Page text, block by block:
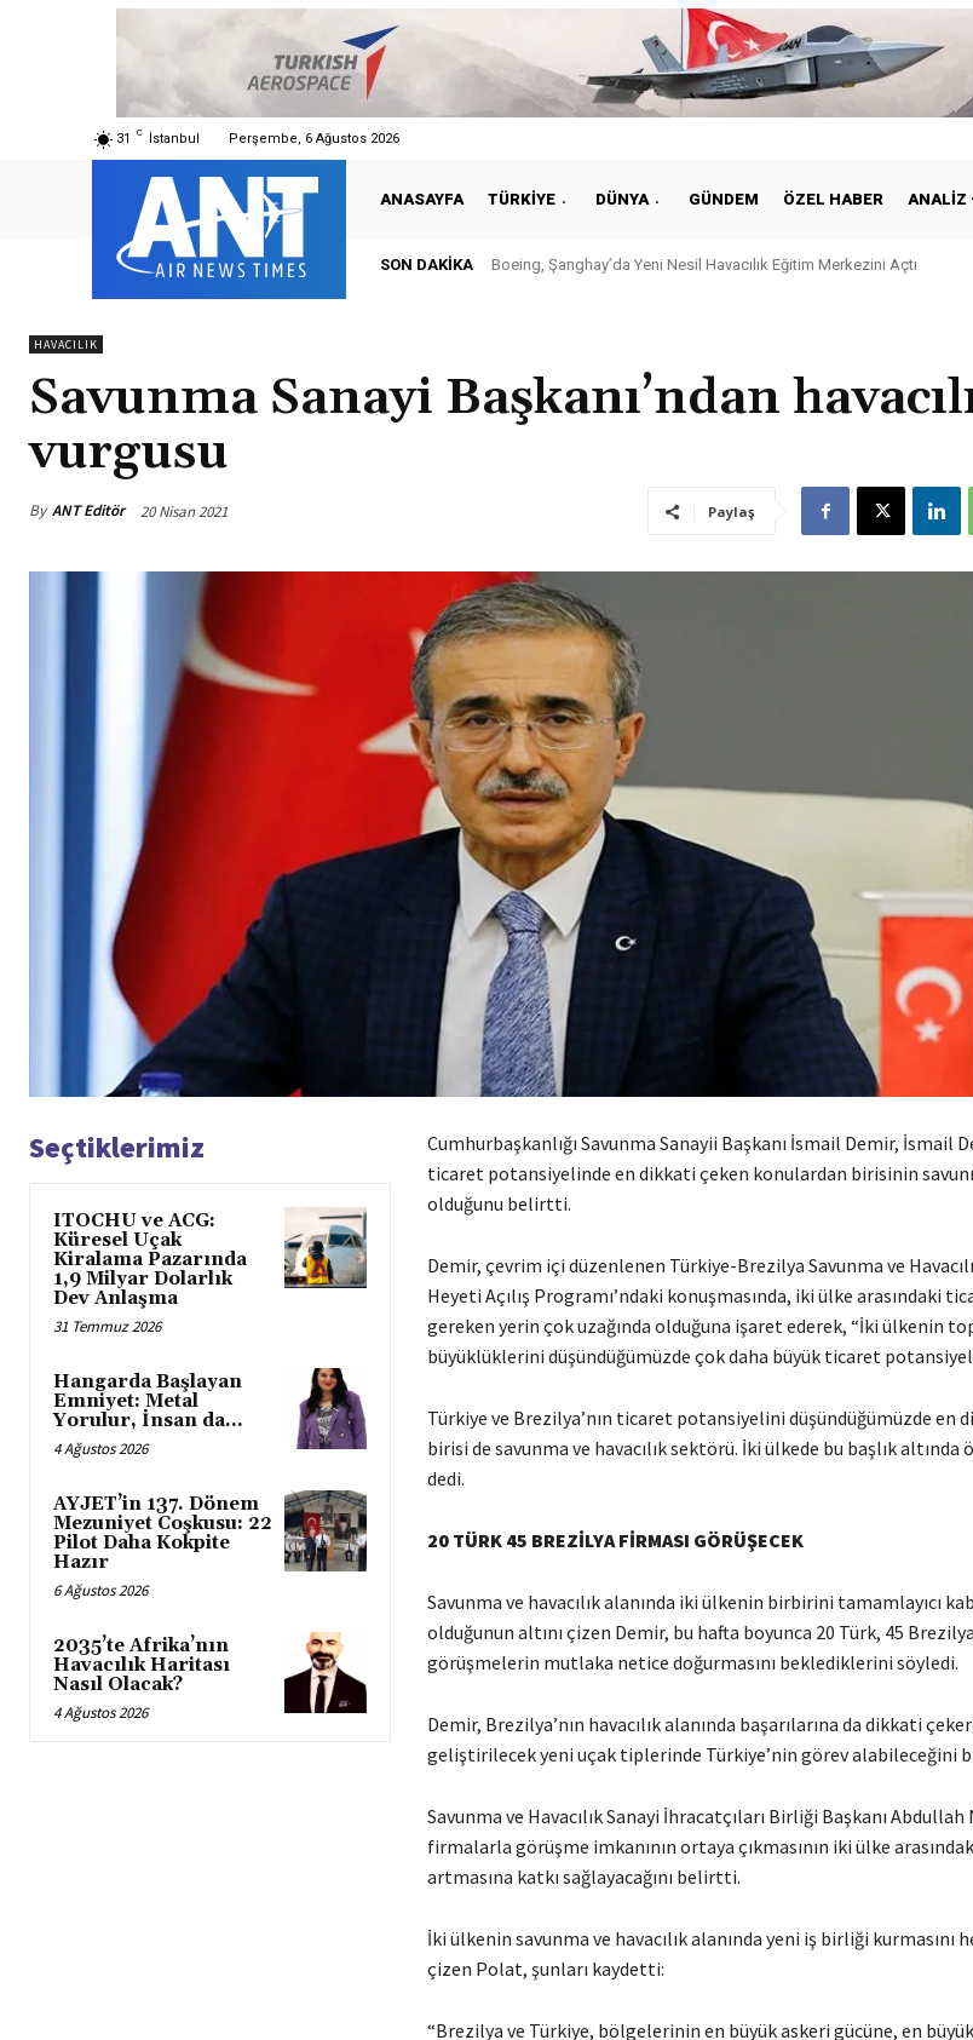
31 C İstanbul Perşembe, 6 Ağustos 2026
ANASAYFA TÜRKIYE DÜNYA GÜNDEM ÖZEL HABER ANALIZ
SON DAKIKA Boeing, Şanghay’da Yeni Nesil Havacılık Eğitim Merkezini Açtı
HAVACILIK
Savunma Sanayi Başkanı’ndan
vurgusu
By ANT Editör 20 Nisan 2021 Paylaş
Seçtiklerimiz
ITOCHU ve ACG:
Küresel Uçak
Kiralama Pazarında
1,9 Milyar Dolarlık
Dev Anlaşma
31 Temmuz 2026
Hangarda Başlayan
Emniyet: Metal
Yorulur, İnsan da…
4 Ağustos 2026
AYJET’in 137. Dönem
Mezuniyet Coşkusu: 22
Pilot Daha Kokpite
Hazır
6 Ağustos 2026
2035’te Afrika’nın
Havacılık Haritası
Nasıl Olacak?
4 Ağustos 2026
Cumhurbaşkanlığı Savunma Sanayii Başkanı İsmail Demir, İsmail
ticaret potansiyelinde en dikkati çeken konulardan birisinin
olduğunu belirtti.
Demir, çevrim içi düzenlenen Türkiye-Brezilya Savunma ve
Heyeti Açılış Programı’ndaki konuşmasında, iki ülke arasındaki
gereken yerin çok uzağında olduğuna işaret ederek, “İki ülkenin
büyüklüklerini düşündüğümüzde çok daha büyük ticaret
Türkiye ve Brezilya’nın ticaret potansiyelini düşündüğümüzde en
birisi de savunma ve havacılık sektörü. İki ülkede bu başlık altında
dedi.
20 TÜRK 45 BREZİLYA FİRMASI GÖRÜŞECEK
Savunma ve havacılık alanında iki ülkenin birbirini tamamlayıcı
olduğunun altını çizen Demir, bu hafta boyunca 20 Türk, 45
görüşmelerin mutlaka netice doğurmasını beklediklerini söyledi.
Demir, Brezilya’nın havacılık alanında başarılarına da dikkati
geliştirilecek yeni uçak tiplerinde Türkiye’nin görev alabileceğini
Savunma ve Havacılık Sanayi İhracatçıları Birliği Başkanı
firmalarla görüşme imkanının ortaya çıkmasının iki ülke
artmasına katkı sağlayacağını belirtti.
İki ülkenin savunma ve havacılık alanında yeni iş birliği kurmasını
çizen Polat, şunları kaydetti:
“Brezilya ve Türkiye, bölgelerinin en büyük askeri gücüne, en